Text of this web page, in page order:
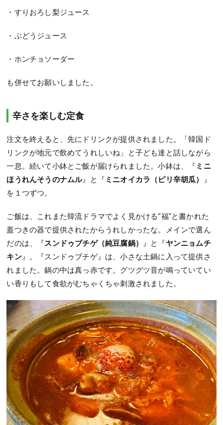
・すりおろし梨ジュース
・ぶどうジュース
・ホンチョソーダー
も併せてお願いしました。
辛さを楽しむ定食
注文を終えると、先にドリンクが提供されました。「韓国ド
リンクが地元で飲めてうれしいね」と子ども達と話しながら
一息。続いて小鉢とご飯が届けられました。小鉢は、『 ミニ
ほうれんそうのナムル』と『 ミニオイカラ（ピリ辛胡瓜）
』
を１つずつ。
ご飯は、これまた韓流ドラマでよく見かける“福”と書かれた
蓋つきの器で提供されたからうれしかったな。メインで選ん
だのは、『スンドゥブチゲ（純豆腐鍋） 』と『ヤンニョムチ
キン』。『スンドゥブチゲ』は、小さな土鍋に入って提供さ
れました。鍋の中は真っ赤です。グツグツ音が鳴っていてい
い香りもして食欲がむちゃくちゃ刺激されました。